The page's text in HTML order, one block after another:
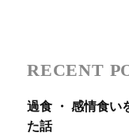
RECENT
過食 ・ 感情食い
た話